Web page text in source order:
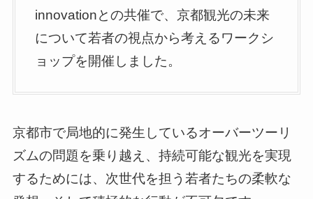
innovationとの共催で、京都観光の未来
について若者の視点から考えるワークシ
ョップを開催しました。
京都市で局地的に発生しているオーバーツーリ
ズムの問題を乗り越え、持続可能な観光を実現
するためには、次世代を担う若者たちの柔軟な